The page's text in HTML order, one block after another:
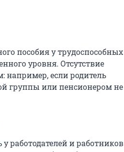
пособия у трудоспособных
уровня. Отсутствие
например, если родитель
группы или пенсионером не
работодателей и работников